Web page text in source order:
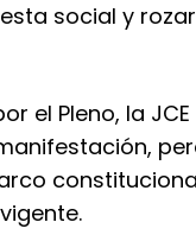
social y
el Pleno, la